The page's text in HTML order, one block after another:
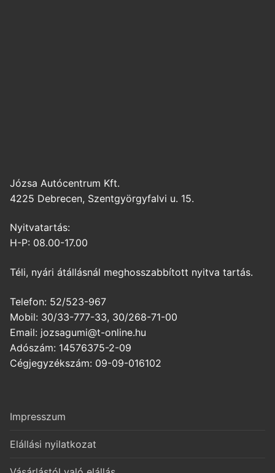
Józsa Autócentrum Kft.
4225 Debrecen, Szentgyörgyfalvi u. 15.
Nyitvatartás:
H-P: 08.00-17.00
Téli, nyári átállásnál meghosszabbított nyitva tartás.
Telefon: 52/523-967
Mobil: 30/33-777-33, 30/268-71-00
Email: jozsagumi@t-online.hu
Adószám: 14576375-2-09
Cégjegyzékszám: 09-09-016102
Impresszum
Elállási nyilatkozat